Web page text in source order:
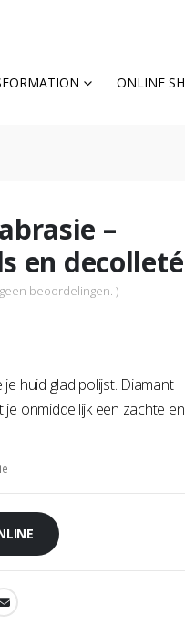
ONLINE
–
en decolleté
beoordelingen. )
huid glad polijst. Diamant
onmiddellijk een zachte